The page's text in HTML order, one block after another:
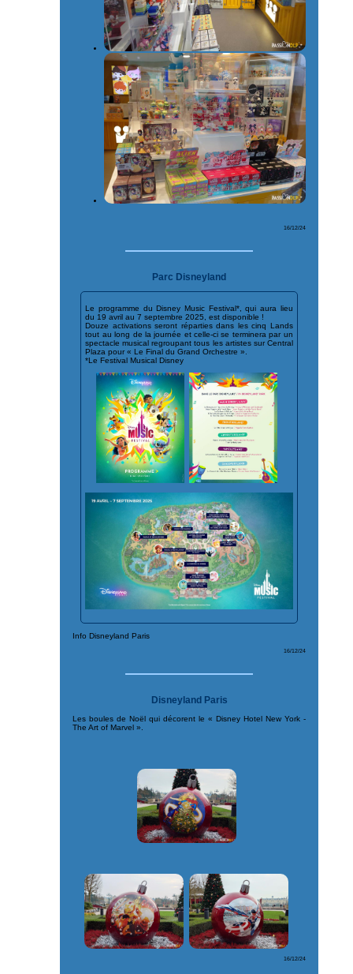
16/12/24
Parc Disneyland
Le programme du Disney Music Festival*, qui aura lieu
du 19 avril au 7 septembre 2025, est disponible !
Douze activations seront réparties dans les cinq Lands
tout au long de la journée et celle-ci se terminera par un
spectacle musical regroupant tous les artistes sur Central
Plaza pour « Le Final du Grand Orchestre ».
*Le Festival Musical Disney
Info Disneyland Paris
16/12/24
Disneyland Paris
Les boules de Noël qui décorent le « Disney Hotel New York -
The Art of Marvel ».
16/12/24